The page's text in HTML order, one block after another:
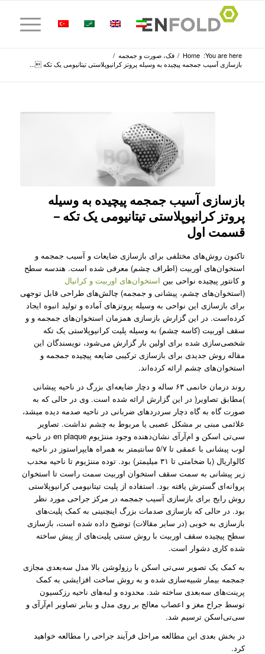
You are here:
Home
/ فک، صورت و جمجمه /
بازسازی آسیب جمجمه پیچیده به وسیله پروتز کرانیوپلاستی تیتانیومی یک تکه ...
بازسازی آسیب جمجمه پیچیده به وسیله
پروتز کرانیوپلاستی تیتانیومی یک تکه –
قسمت اول
تاکنون روش‌های مختلفی برای بازسازی ضایعات و آسیب جمجمه و
استخوان‌های اوربیت (اطراف چشم) معرفی شده‌ است. هندسه سطح
و کانتور پیچیده نواحی بین استخوان‌های اوربیت و کرانیال
(استخوان‌های چشم، پیشانی و جمجمه) چالش‌های طراحی قابل توجهی
برای بازسازی این نواحی به وسیله پروتز‌های آماده و تولید انبوه ایجاد
کرده‌است. در این گزارش بازسازی همزمان استخوان‌های جمجمه و و
سقف اوربیت (کاسه چشم) به وسیله پلیت کرانیوپلاستی یک تکه
شخصی‌سازی شده برای اولین بار گزارش می‌شود، نویسندگان این
مقاله روش جدیدی برای بازسازی ترکیبی ضایعه پیچیده جمجمه و
استخوان‌های چشم ارائه کرده‌اند.
روند درمان خانمی ۶۳ ساله و دچار ضایعه‌ای بزرگ در ناحیه پیشانی
)مطابق تصاویر( در این گزارش ارائه شده است. وی در حالی که به
صورت گاه به گاه دچار سردرد‌های ضربانی در ناحیه صدمه دیده میشد،
علائمی مبنی بر مشکل عصبی یا مربوط به چشم نداشت. تصاویر
سی‌تی اسکن و ام‌آر‌آی نشان‌دهنده وجود مننژیوم en plaque در ناحیه
لوب پیشانی با عمقی تا ۵/۷ سانتیمتر به همراه هایپراستوز در ناحیه
کالواریال (با ضخامتی تا ۳۱ میلیمتر) بود. توده مننژیوم تا ناحیه محدب
زیر پیشانی به سمت سقف استخوان اوربیت سمت راست تا استخوان
پروانه‌ای گسترش یافته بود. استفاده از پلیت تیتانیومی کرانیوپلاستی
روش رایج برای بازسازی آسیب جمجمه در مرکز جراحی مورد نظر
بود. در حالی که بازسازی صدمات بزرگ اینچنینی به کمک پلیت‌های
بازسازی به خوبی (در سایر مقالات) توضیح داده شده است، بازسازی
سطح پیچیده سقف اوربیت با روش سنتی پلیت‌های از پیش ساخته
شده کاری دشوار است.
به کمک یک تصویر سی‌تی اسکن با رزولوشن بالا مدل سه‌بعدی مجازی
جمجمه بیمار شبیه‌سازی شده و به روش ساخت افزایشی به کمک
پرینت‌های سه‌بعدی ساخته شد. محدوده و لبه‌های ناحیه رزکسیون
توسط جراح مغز و اعصاب معالج بر روی مدل و بنابر تصاویر ام‌آر‌آی و
سی‌تی‌اسکن ترسیم شد.
در بخش بعدی این مطالعه مراحل فرآیند جراحی را مطالعه خواهید
کرد.